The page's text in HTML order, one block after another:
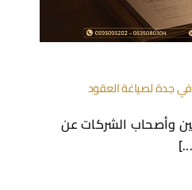
جدة لصياغة العقود
وأصحاب الشركات عن